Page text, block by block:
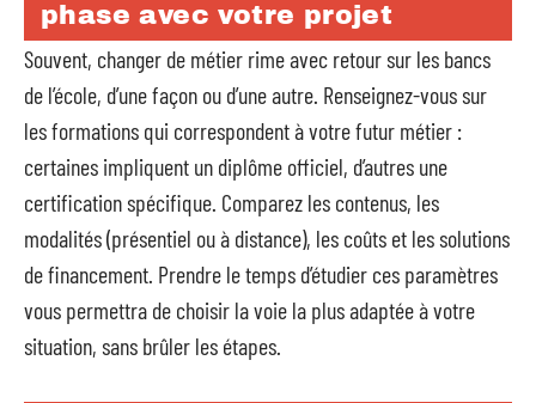
phase avec votre projet
Souvent, changer de métier rime avec retour sur les bancs
de l’école, d’une façon ou d’une autre. Renseignez-vous sur
les formations qui correspondent à votre futur métier :
certaines impliquent un diplôme officiel, d’autres une
certification spécifique. Comparez les contenus, les
modalités (présentiel ou à distance), les coûts et les solutions
de financement. Prendre le temps d’étudier ces paramètres
vous permettra de choisir la voie la plus adaptée à votre
situation, sans brûler les étapes.